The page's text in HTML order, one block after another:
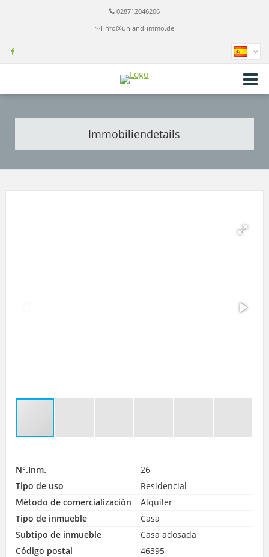
028712046206
info@unland-immo.de
Immobiliendetails
N°.Inm.
26
Tipo de uso
Residencial
Método de comercialización
Alquiler
Tipo de inmueble
Casa
Subtipo de inmueble
Casa adosada
Código postal
46395